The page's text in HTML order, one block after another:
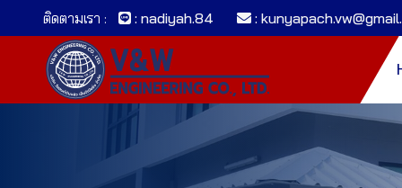
ติดตามเรา : : nadiyah.84 :